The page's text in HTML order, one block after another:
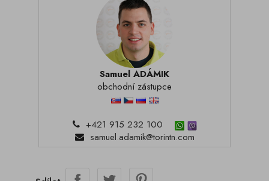
Samuel ADÁMIK
obchodní zástupce
+421 915 232 100
samuel.adamik@torintn.com